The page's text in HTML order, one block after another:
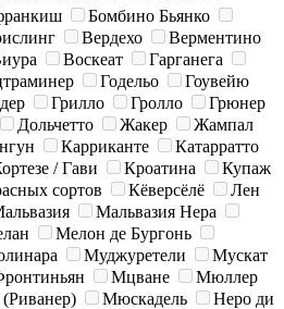
Бомбино Бьянко
Вердехо
Верментино
Воскеат
Гарганега
Годельо
Гоувейю
Грилло Гролло
Грюнер
Дольчетто Жакер
Жампал
Карриканте
Катарратто
/ Гави Кроатина
Купаж
сортов Кёверсёлё
Лен
Мальвазия Нера
Мелон де Бургонь
Муджуретели
Мускат
Мцване
Мюллер
Мюскадель
Неро ди